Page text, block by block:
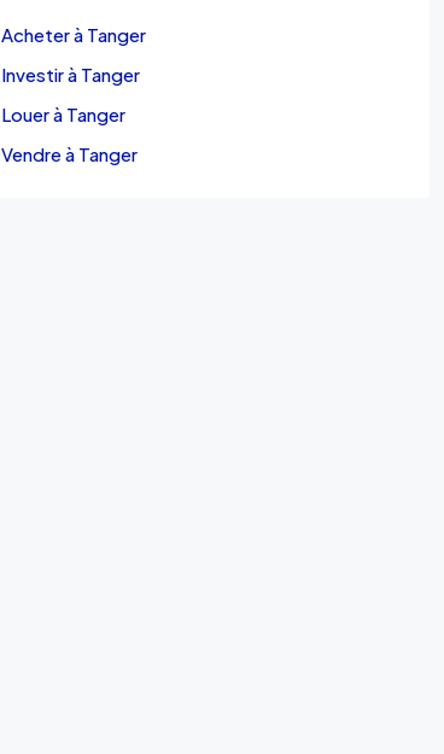
Acheter à Tanger
Investir à Tanger
Louer à Tanger
Vendre à Tanger